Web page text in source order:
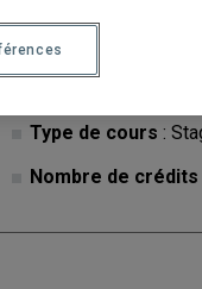
Type de cours :
Nombre de crédits